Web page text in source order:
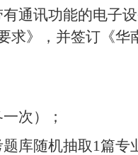
通讯功能的电子
求》，并签订《华
次）；
库随机抽取 1篇专